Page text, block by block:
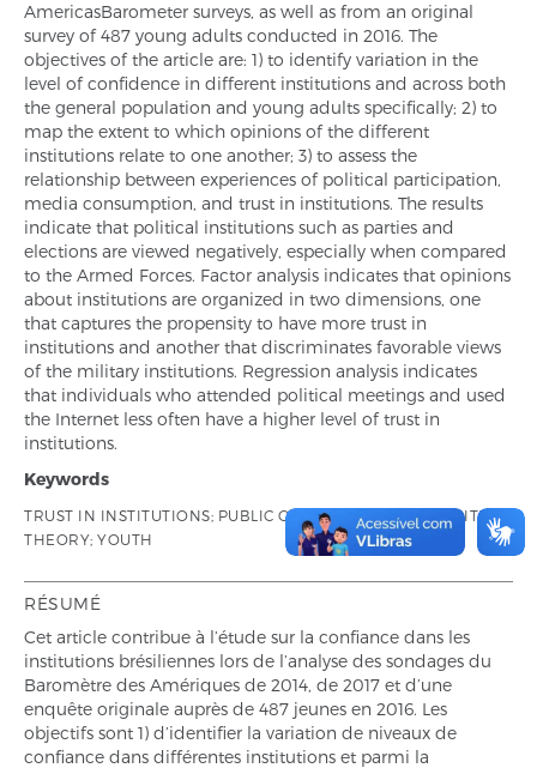
AmericasBarometer surveys, as well as from an original
survey of 487 young adults conducted in 2016. The
objectives of the article are: 1) to identify variation in the
level of confidence in different institutions and across both
the general population and young adults specifically; 2) to
map the extent to which opinions of the different
institutions relate to one another; 3) to assess the
relationship between experiences of political participation,
media consumption, and trust in institutions. The results
indicate that political institutions such as parties and
elections are viewed negatively, especially when compared
to the Armed Forces. Factor analysis indicates that opinions
about institutions are organized in two dimensions, one
that captures the propensity to have more trust in
institutions and another that discriminates favorable views
of the military institutions. Regression analysis indicates
that individuals who attended political meetings and used
the Internet less often have a higher level of trust in
institutions.
Keywords
TRUST IN INSTITUTIONS; PUBLIC OPINION; SOCIAL COGNITIVE
THEORY; YOUTH
RÉSUMÉ
Cet article contribue à l’étude sur la confiance dans les
institutions brésiliennes lors de l’analyse des sondages du
Baromètre des Amériques de 2014, de 2017 et d’une
enquête originale auprès de 487 jeunes en 2016. Les
objectifs sont 1) d’identifier la variation de niveaux de
confiance dans différentes institutions et parmi la